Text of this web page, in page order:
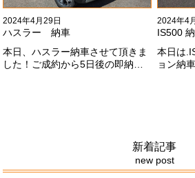
2024年4月29日
ハスラー 納車
本日、ハスラー納車させて頂きま
した！ご成約から5日後の即納車
2024年4
IS500
本日は
ョン納
絡くだ
新着記事
new post